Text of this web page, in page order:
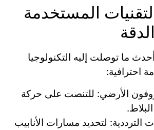
المستخدمة
ما توصلت إليه التكنولوجيا
احترافية:
الأرضي: للتنصت على حركة
الترددية: لتحديد مسارات الأنابيب